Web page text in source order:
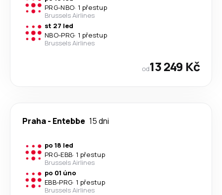
PRG-NBO· 1 přestup
Brussels Airlines
st 27 led
NBO-PRG· 1 přestup
Brussels Airlines
od13 249 Kč
Praha- Entebbe 15 dni
po 18 led
PRG-EBB· 1 přestup
Brussels Airlines
po 01 úno
EBB-PRG· 1 přestup
Brussels Airlines